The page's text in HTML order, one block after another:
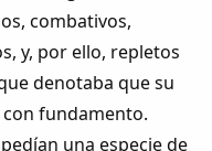
combativos,
y, por ello, repletos
denotaba que su
fundamento.
una especie de